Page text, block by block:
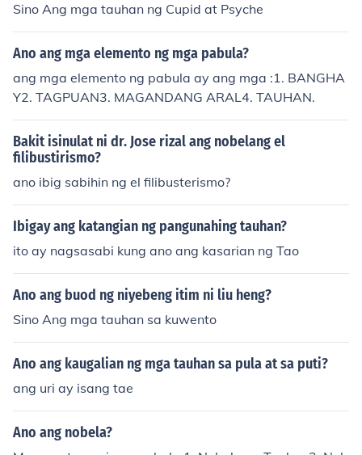
Sino Ang mga tauhan ng Cupid at Psyche
Ano ang mga elemento ng mga pabula?
ang mga elemento ng pabula ay ang mga :1. BANGHA
Y2. TAGPUAN3. MAGANDANG ARAL4. TAUHAN.
Bakit isinulat ni dr. Jose rizal ang nobelang el
filibustirismo?
ano ibig sabihin ng el filibusterismo?
Ibigay ang katangian ng pangunahing tauhan?
ito ay nagsasabi kung ano ang kasarian ng Tao
Ano ang buod ng niyebeng itim ni liu heng?
Sino Ang mga tauhan sa kuwento
Ano ang kaugalian ng mga tauhan sa pula at sa puti?
ang uri ay isang tae
Ano ang nobela?